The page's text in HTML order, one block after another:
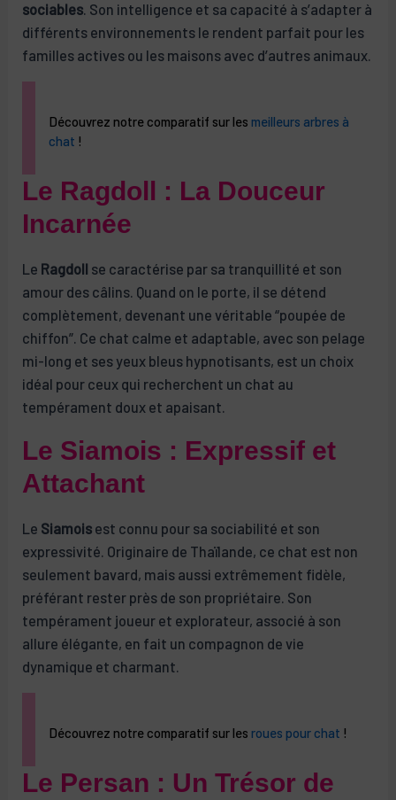
sociables. Son intelligence et sa capacité à s’adapter à
différents environnements le rendent parfait pour les
familles actives ou les maisons avec d’autres animaux.
Découvrez notre comparatif sur lesmeilleurs arbres à
chat !
Le Ragdoll : La Douceur
Incarnée
Le Ragdoll se caractérise par sa tranquillité et son
amour des câlins. Quand on le porte, il se détend
complètement, devenant une véritable “poupée de
chiffon”. Ce chat calme et adaptable, avec son pelage
mi-long et ses yeux bleus hypnotisants, est un choix
idéal pour ceux qui recherchent un chat au
tempérament doux et apaisant.
Le Siamois : Expressif et
Attachant
Le Siamois est connu pour sa sociabilité et son
expressivité. Originaire de Thaïlande, ce chat est non
seulement bavard, mais aussi extrêmement fidèle,
préférant rester près de son propriétaire. Son
tempérament joueur et explorateur, associé à son
allure élégante, en fait un compagnon de vie
dynamique et charmant.
Découvrez notre comparatif sur lesroues pour chat !
Le Persan : Un Trésor de